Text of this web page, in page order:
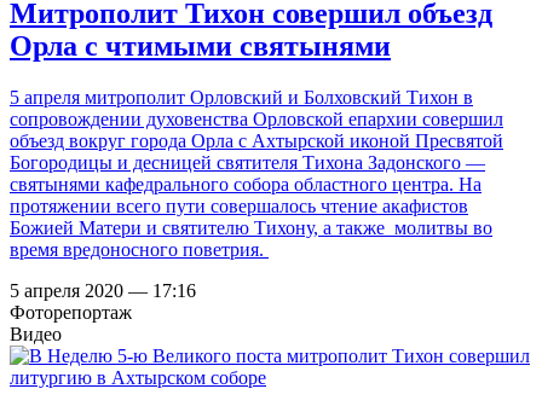
Митрополит Тихон совершил объезд
Орла с чтимыми святынями
5 апреля митрополит Орловский и Болховский Тихон в
сопровождении духовенства Орловской епархии совершил
объезд вокруг города Орла с Ахтырской иконой Пресвятой
Богородицы и десницей святителя Тихона Задонского —
святынями кафедрального собора областного центра. На
протяжении всего пути совершалось чтение акафистов
Божией Матери и святителю Тихону, а также молитвы во
время вредоносного поветрия.
5 апреля 2020 — 17:16
Фоторепортаж
Видео